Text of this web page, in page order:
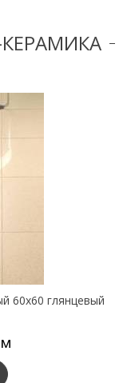
60х60 глянцевый